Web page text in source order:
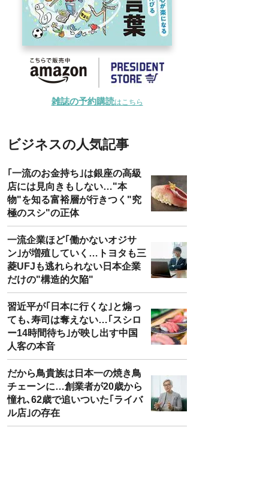
雑誌の予約購読はこちら
ビジネスの人気記事
｢一流のお金持ち｣は銀座の高級
店には見向きもしない…"本
物"を知る富裕層が行きつく"究
極のスシ"の正体
一流企業ほど｢働かないオジサ
ン｣が増殖していく…トヨタも三
菱UFJも逃れられない日本企業
だけの"構造的欠陥"
習近平が｢日本に行くな｣と煽っ
ても､寿司は奪えない…｢スシロ
ー14時間待ち｣が映し出す中国
人客の本音
だから鳥貴族は日本一の焼き鳥
チェーンに…創業者が20歳から
憧れ､62歳で追いついた｢ライバ
ル店｣の存在